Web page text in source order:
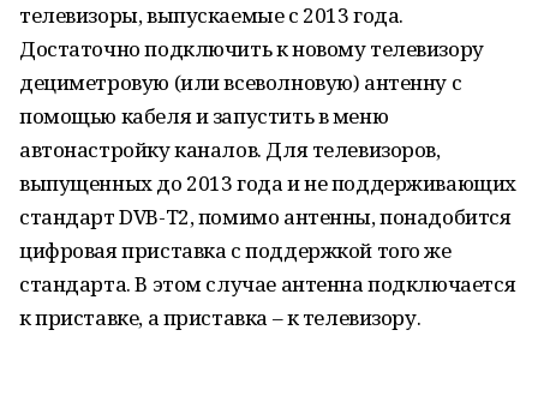
телевизоры, выпускаемые с 2013 года.
Достаточно подключить к новому телевизору
дециметровую (или всеволновую) антенну с
помощью кабеля и запустить в меню
автонастройку каналов. Для телевизоров,
выпущенных до 2013 года и не поддерживающих
стандарт DVB-T2, помимо антенны, понадобится
цифровая приставка с поддержкой того же
стандарта. В этом случае антенна подключается
к приставке, а приставка – к телевизору.